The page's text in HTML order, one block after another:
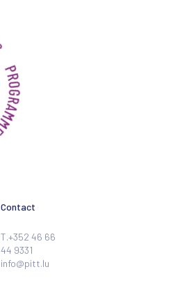
Contact
T.+352 46 66
44 9331
info@pitt.lu